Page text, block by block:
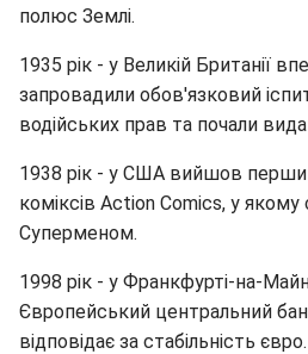
полюс Землі.
1935 рік - у Великій Британії
запровадили обов'язковий
водійських прав та почали
1938 рік - у США вийшов
коміксів Action Comics, у
Суперменом.
1998 рік - у Франкфурті-на-
Європейський центральний
відповідає за стабільність євро.